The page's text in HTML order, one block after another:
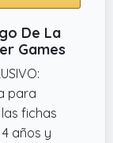
De La
Games
para
fichas
años y